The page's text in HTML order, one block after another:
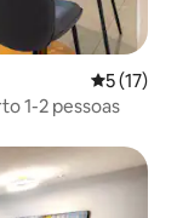
5 de uma
5 (17)
1-2 pessoas